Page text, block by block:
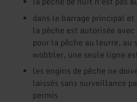
dans le barrage principal
la pêche est autorisée
pour la pêche au leurre, au
wobbler, une seule ligne
les engins de pêche ne
laissés sans surveillance
permis